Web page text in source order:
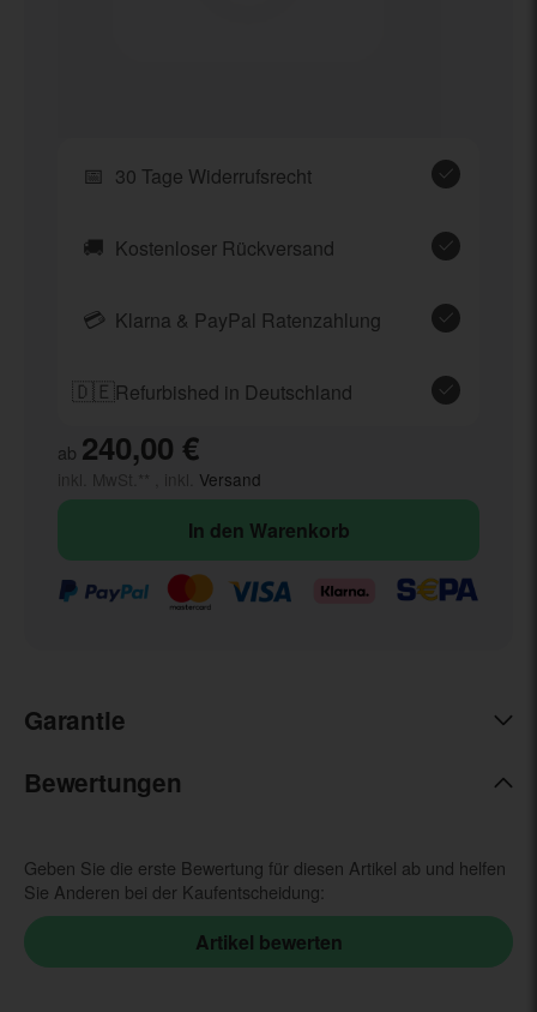
📅 30 Tage Widerrufsrecht
🚚 Kostenloser Rückversand
💳 Klarna & PayPal Ratenzahlung
🇩🇪Refurbished in Deutschland
ab 240,00 €
Versand
In den Warenkorb
Garantie
Bewertungen
Geben Sie die erste Bewertung für diesen Artikel ab und helfen
Sie Anderen bei der Kaufentscheidung: